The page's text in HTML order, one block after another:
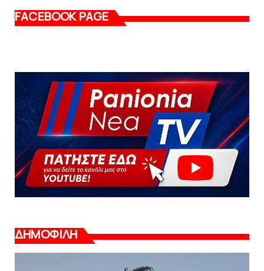
FACEBOOK PAGE
ΔΗΜΟΦΙΛΗ